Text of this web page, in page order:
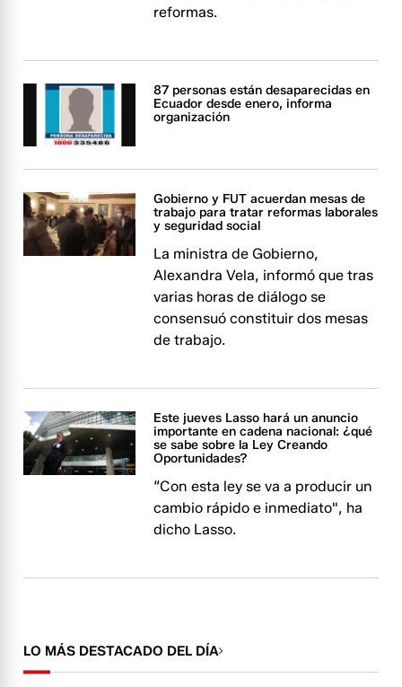
reformas.
87 personas están desaparecidas en
Ecuador desde enero, informa
organización
Gobierno y FUT acuerdan mesas de
trabajo para tratar reformas laborales
y seguridad social
La ministra de Gobierno,
Alexandra Vela, informó que tras
varias horas de diálogo se
consensuó constituir dos mesas
de trabajo.
Este jueves Lasso hará un anuncio
importante en cadena nacional: ¿qué
se sabe sobre la Ley Creando
Oportunidades?
“Con esta ley se va a producir un
cambio rápido e inmediato", ha
dicho Lasso.
LO MÁS DESTACADO DEL DÍA